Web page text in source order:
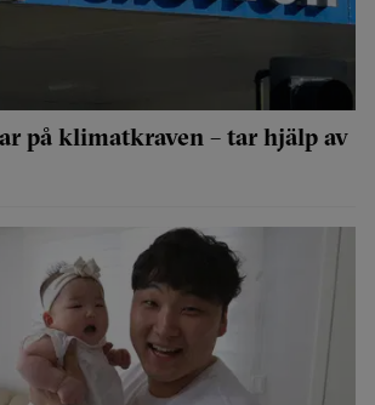
på klimatkraven – tar hjälp av